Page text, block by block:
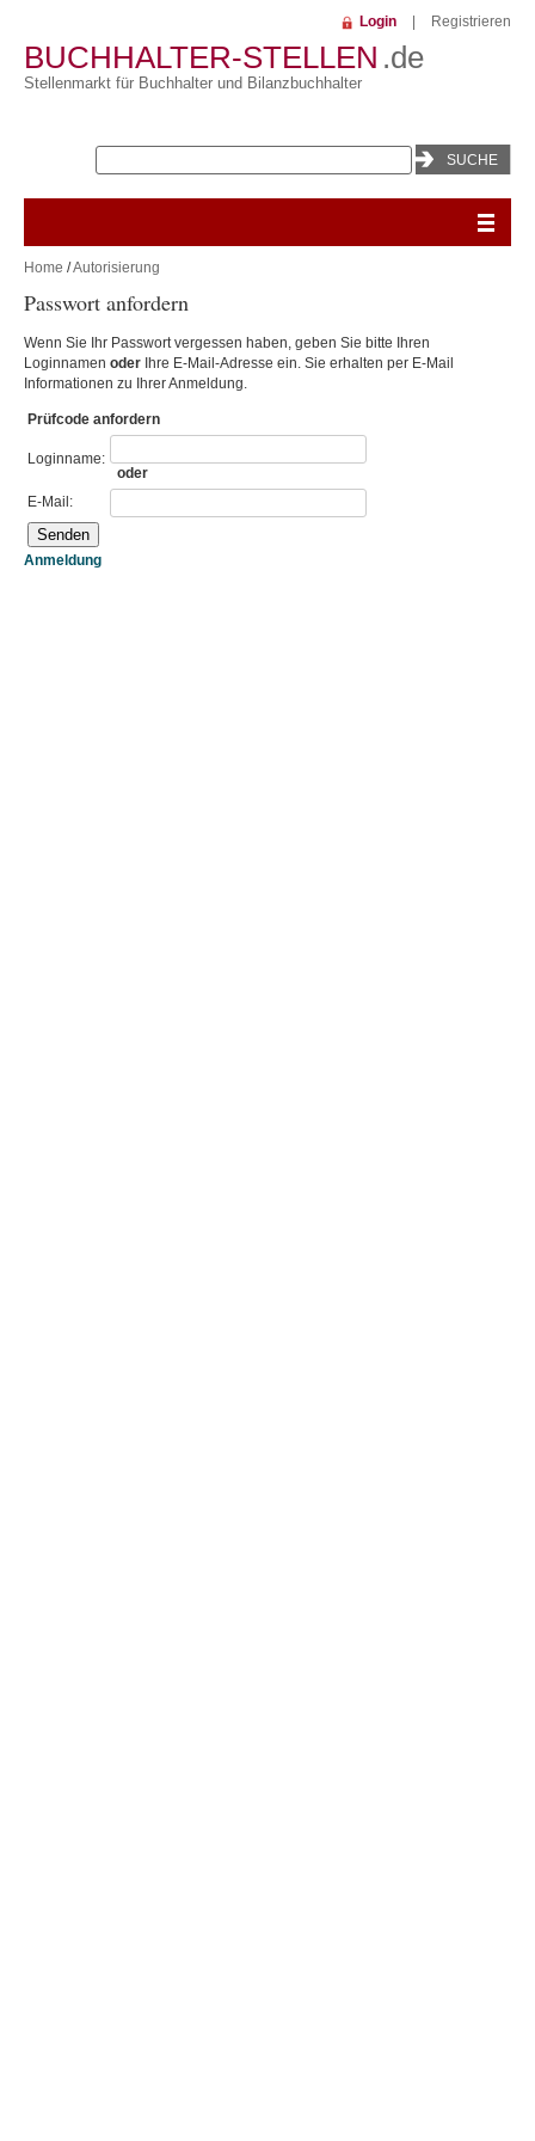
BUCHHALTER-STELLEN .de
Stellenmarkt für Buchhalter und Bilanzbuchhalter
Login Registrieren
Home /Autorisierung
Passwort anfordern
Wenn Sie Ihr Passwort vergessen haben, geben Sie bitte Ihren
Loginnamen oder Ihre E-Mail-Adresse ein. Sie erhalten per E-Mail
Informationen zu Ihrer Anmeldung.
Prüfcode anfordern
Loginname:
oder
E-Mail:
Anmeldung